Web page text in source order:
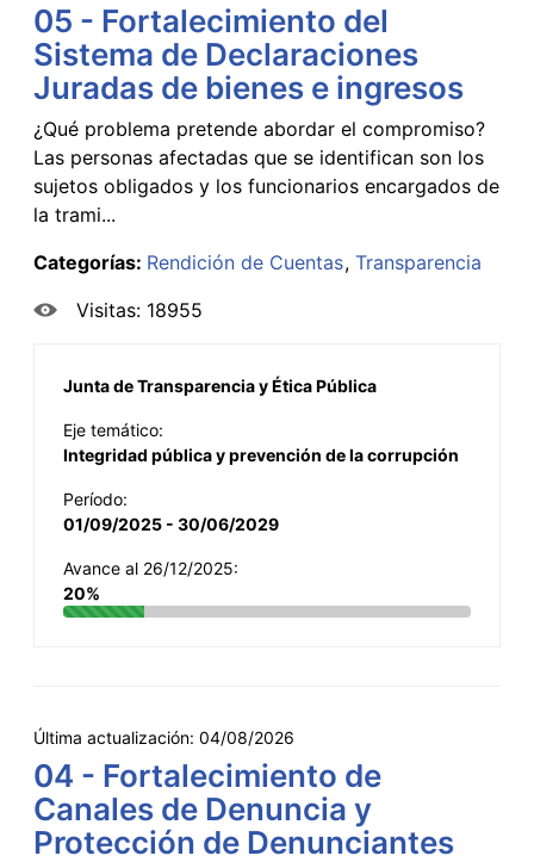
05 - Fortalecimiento del
Sistema de Declaraciones
Juradas de bienes e ingresos
¿Qué problema pretende abordar el compromiso?
Las personas afectadas que se identifican son los
sujetos obligados y los funcionarios encargados de
la trami...
Categorías: Rendición de Cuentas Transparencia
Visitas: 18955
Junta de Transparencia y Ética Pública
Eje temático:
Integridad pública y prevención de la corrupción
Período:
01/09/2025 - 30/06/2029
Avance al 26/12/2025:
20%
Última actualización: 04/08/2026
04 - Fortalecimiento de
Canales de Denuncia y
Protección de Denunciantes